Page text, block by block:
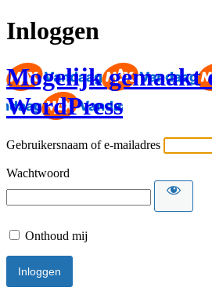
Inloggen
Mogelijk gemaakt
WordPress
Gebruikersnaam of e-mailadres
Wachtwoord
Onthoud mij